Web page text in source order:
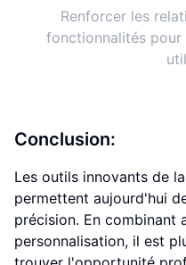
Renforcer les
fonctionnalités pour
Conclusion:
Les outils innovants de
permettent aujourd'hui
précision. En combinant
personnalisation, il est